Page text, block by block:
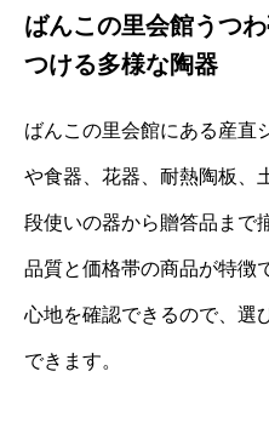
ばんこの里会館うつ
つける多様な陶器
ばんこの里会館にある産直
や食器、花器、耐熱陶板、
段使いの器から贈答品まで
品質と価格帯の商品が特徴
心地を確認できるので、選
できます。